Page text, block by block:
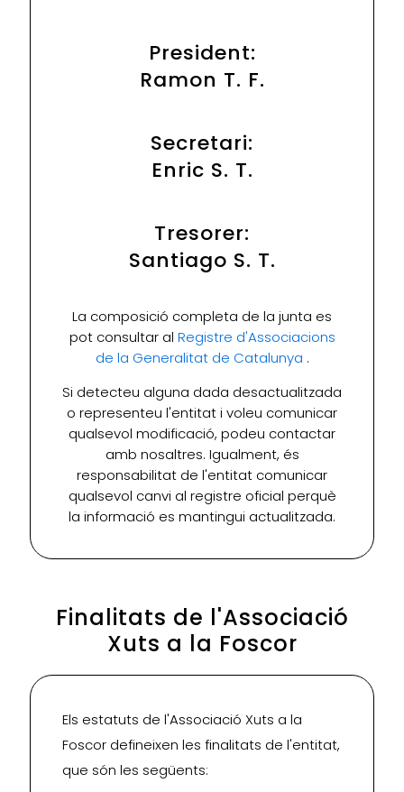
President:
Ramon T. F.
Secretari:
Enric S. T.
Tresorer:
Santiago S. T.
La composició completa de la junta es
pot consultar al Registre d'Associacions
de la Generalitat de Catalunya .
Si detecteu alguna dada desactualitzada
o representeu l'entitat i voleu comunicar
qualsevol modificació, podeu contactar
amb nosaltres. Igualment, és
responsabilitat de l'entitat comunicar
qualsevol canvi al registre oficial perquè
la informació es mantingui actualitzada.
Finalitats de l'Associació
Xuts a la Foscor
Els estatuts de l'Associació Xuts a la
Foscor defineixen les finalitats de l'entitat,
que són les següents: